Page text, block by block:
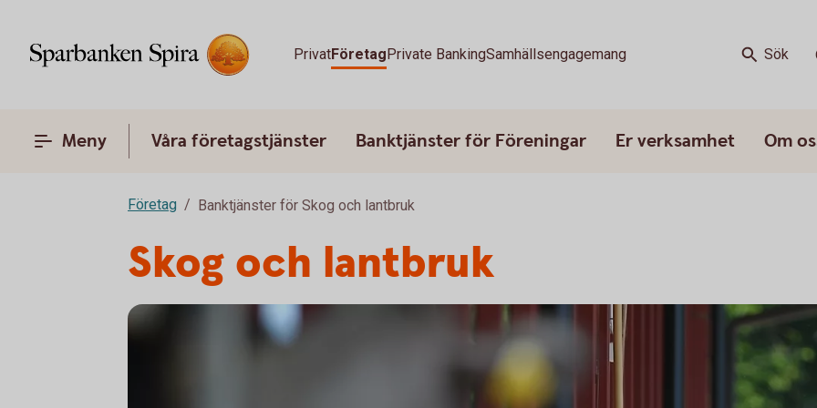
PrivatFöretagPrivate BankingSamhällsengagemang Sök
Meny Våra företagstjänster Banktjänster för Föreningar Er verksamhet Om
Företag Banktjänster för Skog och lantbruk
Skog och lantbruk